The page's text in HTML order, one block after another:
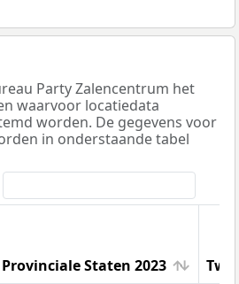
Party Zalencentrum het
waarvoor locatiedata
worden. De gegevens voor
in onderstaande tabel
Provinciale Staten 2023